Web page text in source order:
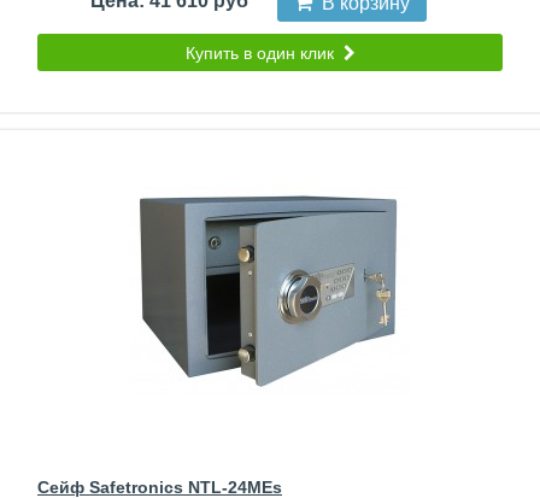
Купить в один клик
Сейф Safetronics NTL-24MEs